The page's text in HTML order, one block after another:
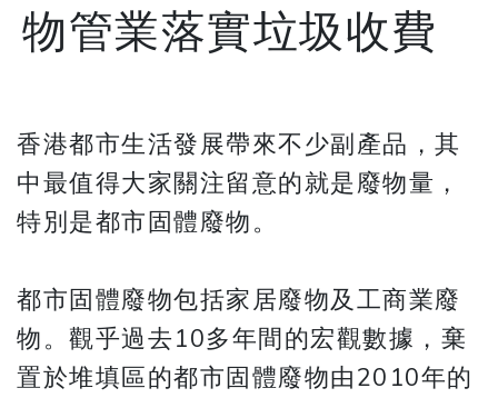
物管業落實垃圾收費
香港都市生活發展帶來不少副產品，其
中最值得大家關注留意的就是廢物量，
特別是都市固體廢物。
都市固體廢物包括家居廢物及工商業廢
物。觀乎過去10多年間的宏觀數據，棄
置於堆填區的都市固體廢物由2010年的